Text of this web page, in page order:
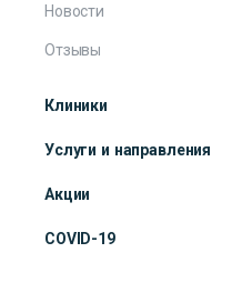
Новости
Отзывы
Клиники
Услуги и направления
Акции
COVID-19